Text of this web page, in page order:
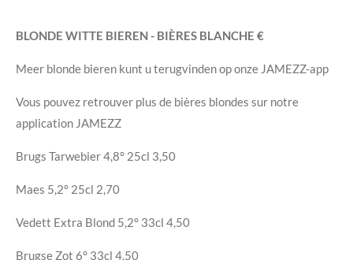
BLONDE WITTE BIEREN - BIÈRES BLANCHE €
Meer blonde bieren kunt u terugvinden op onze JAMEZZ-app
Vous pouvez retrouver plus de bières blondes sur notre
application JAMEZZ
Brugs Tarwebier4,8° 25cl 3,50
Maes 5,2° 25cl 2,70
Vedett Extra Blond 5,2° 33cl 4,50
Brugse Zot 6° 33cl 4,50